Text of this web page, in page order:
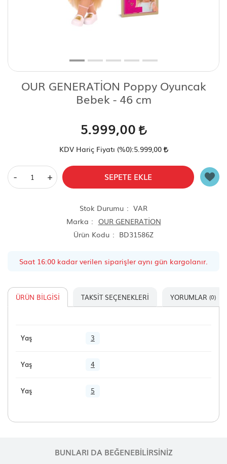
OUR GENERATİON Poppy Oyuncak
Bebek - 46 cm
5.999,00
KDV Hariç Fiyatı (%0):5.999,00
- + SEPETE EKLE
Stok Durumu
VAR
Marka
OUR GENERATİON
Ürün Kodu
BD31586Z
Saat 16:00 kadar verilen siparişler aynı gün kargolanır.
ÜRÜN BILGISI TAKSIT SEÇENEKLERI YORUMLAR (0)
Yaş 3
Yaş 4
Yaş 5
BUNLARI DA BEĞENEBILIRSINIZ